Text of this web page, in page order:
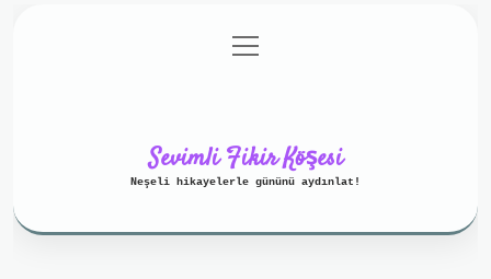
Gizlilik Politikası
menüyü
aç
Sevimli Fikir Köşesi
Neşeli hikayelerle gününü aydınlat!